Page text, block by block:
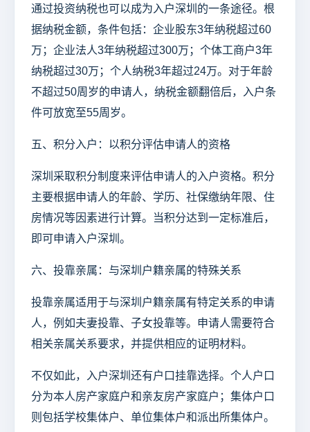
通过投资纳税也可以成为入户深圳的一条途径。根
据纳税金额，条件包括：企业股东3年纳税超过60
万；企业法人3年纳税超过300万；个体工商户3年
纳税超过30万；个人纳税3年超过24万。对于年龄
不超过50周岁的申请人，纳税金额翻倍后，入户条
件可放宽至55周岁。
五、积分入户：以积分评估申请人的资格
深圳采取积分制度来评估申请人的入户资格。积分
主要根据申请人的年龄、学历、社保缴纳年限、住
房情况等因素进行计算。当积分达到一定标准后，
即可申请入户深圳。
六、投靠亲属：与深圳户籍亲属的特殊关系
投靠亲属适用于与深圳户籍亲属有特定关系的申请
人，例如夫妻投靠、子女投靠等。申请人需要符合
相关亲属关系要求，并提供相应的证明材料。
不仅如此，入户深圳还有户口挂靠选择。个人户口
分为本人房产家庭户和亲友房产家庭户；集体户口
则包括学校集体户、单位集体户和派出所集体户。